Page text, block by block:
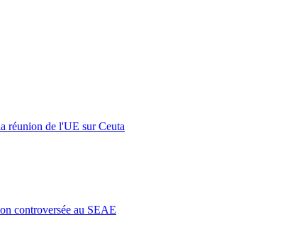
réunion de l'UE sur Ceuta
controversée au SEAE